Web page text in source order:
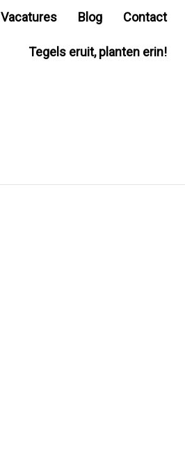
Vacatures Blog Contact
Tegels eruit, planten erin!